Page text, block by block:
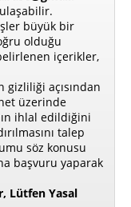
büyük bir
olduğu
içerikler,
gizliliği açısından
üzerinde
ihlal edildiğini
talep
söz konusu
başvuru yaparak
Lütfen Yasal